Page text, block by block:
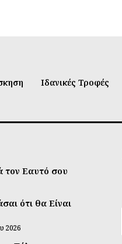
Ιδανικές Τροφές
τον Εαυτό σου
ότι θα Είναι
2026